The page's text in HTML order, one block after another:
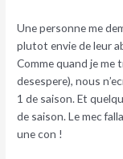
Une personne me
plutot envie de leur
Comme quand je me
desespere), nous
1 de saison. Et
de saison. Le mec
une con !